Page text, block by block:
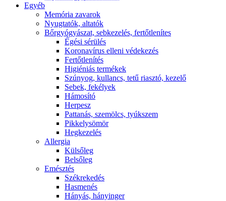
Egyéb
Memória zavarok
Nyugtatók, altatók
Bőrgyógyászat, sebkezelés, fertőtlenítes
É́gési sérülés
Koronavírus elleni védekezés
Fertőtlenítés
Higiéniás termékek
Szúnyog, kullancs, tetű riasztó, kezelő
Sebek, fekélyek
Hámosító
Herpesz
Pattanás, szemölcs, tyúkszem
Pikkelysömör
Hegkezelés
Allergia
Külsőleg
Belsőleg
Emésztés
Székrekedés
Hasmenés
Hányás, hányinger